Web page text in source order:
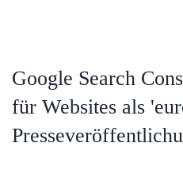
Google Search
für Websites als